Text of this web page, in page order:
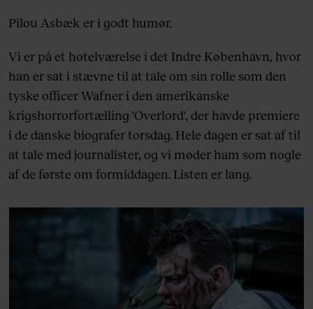
Pilou Asbæk er i godt humør.
Vi er på et hotelværelse i det Indre København, hvor
han er sat i stævne til at tale om sin rolle som den
tyske officer Wafner i den amerikanske
krigshorrorfortælling 'Overlord', der havde premiere
i de danske biografer torsdag. Hele dagen er sat af til
at tale med journalister, og vi møder ham som nogle
af de første om formiddagen. Listen er lang.